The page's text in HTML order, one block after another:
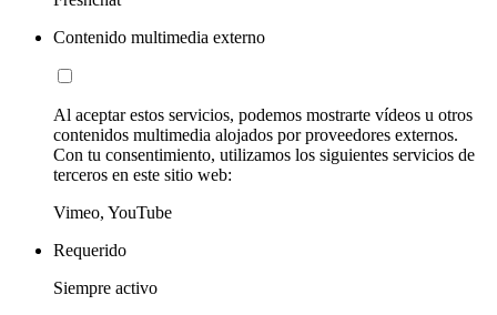
Contenido multimedia externo
Al aceptar estos servicios, podemos mostrarte vídeos u otros
contenidos multimedia alojados por proveedores externos.
Con tu consentimiento, utilizamos los siguientes servicios de
terceros en este sitio web:
Vimeo, YouTube
Requerido
Siempre activo